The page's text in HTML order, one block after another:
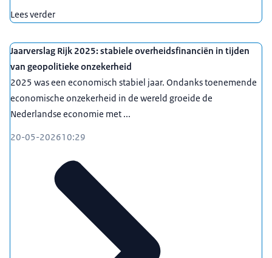
Lees verder
Jaarverslag Rijk 2025: stabiele overheidsfinanciën in tijden
van geopolitieke onzekerheid
2025 was een economisch stabiel jaar. Ondanks toenemende
economische onzekerheid in de wereld groeide de
Nederlandse economie met ...
20-05-202610:29